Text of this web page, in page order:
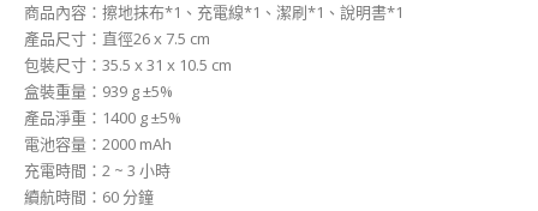
商品內容：擦地抹布*1、充電線*1、潔刷*1、說明書*1
產品尺寸：直徑26 x 7.5 cm
包裝尺寸：35.5 x 31 x 10.5 cm
盒裝重量：939 g ±5%
產品淨重：1400 g ±5%
電池容量：2000 mAh
充電時間：2 ~ 3 小時
續航時間：60 分鐘